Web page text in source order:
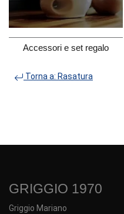
Accessori e set regalo
Torna a: Rasatura
GRIGGIO 1970
Griggio Mariano